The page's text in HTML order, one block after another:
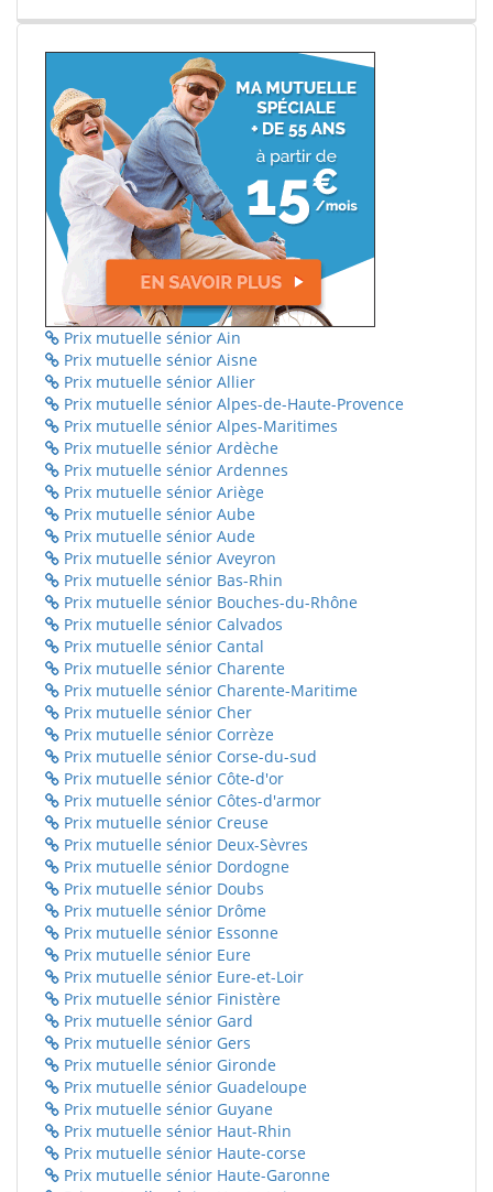
Prix mutuelle sénior Ain
Prix mutuelle sénior Aisne
Prix mutuelle sénior Allier
Prix mutuelle sénior Alpes-de-Haute-Provence
Prix mutuelle sénior Alpes-Maritimes
Prix mutuelle sénior Ardèche
Prix mutuelle sénior Ardennes
Prix mutuelle sénior Ariège
Prix mutuelle sénior Aube
Prix mutuelle sénior Aude
Prix mutuelle sénior Aveyron
Prix mutuelle sénior Bas-Rhin
Prix mutuelle sénior Bouches-du-Rhône
Prix mutuelle sénior Calvados
Prix mutuelle sénior Cantal
Prix mutuelle sénior Charente
Prix mutuelle sénior Charente-Maritime
Prix mutuelle sénior Cher
Prix mutuelle sénior Corrèze
Prix mutuelle sénior Corse-du-sud
Prix mutuelle sénior Côte-d'or
Prix mutuelle sénior Côtes-d'armor
Prix mutuelle sénior Creuse
Prix mutuelle sénior Deux-Sèvres
Prix mutuelle sénior Dordogne
Prix mutuelle sénior Doubs
Prix mutuelle sénior Drôme
Prix mutuelle sénior Essonne
Prix mutuelle sénior Eure
Prix mutuelle sénior Eure-et-Loir
Prix mutuelle sénior Finistère
Prix mutuelle sénior Gard
Prix mutuelle sénior Gers
Prix mutuelle sénior Gironde
Prix mutuelle sénior Guadeloupe
Prix mutuelle sénior Guyane
Prix mutuelle sénior Haut-Rhin
Prix mutuelle sénior Haute-corse
Prix mutuelle sénior Haute-Garonne